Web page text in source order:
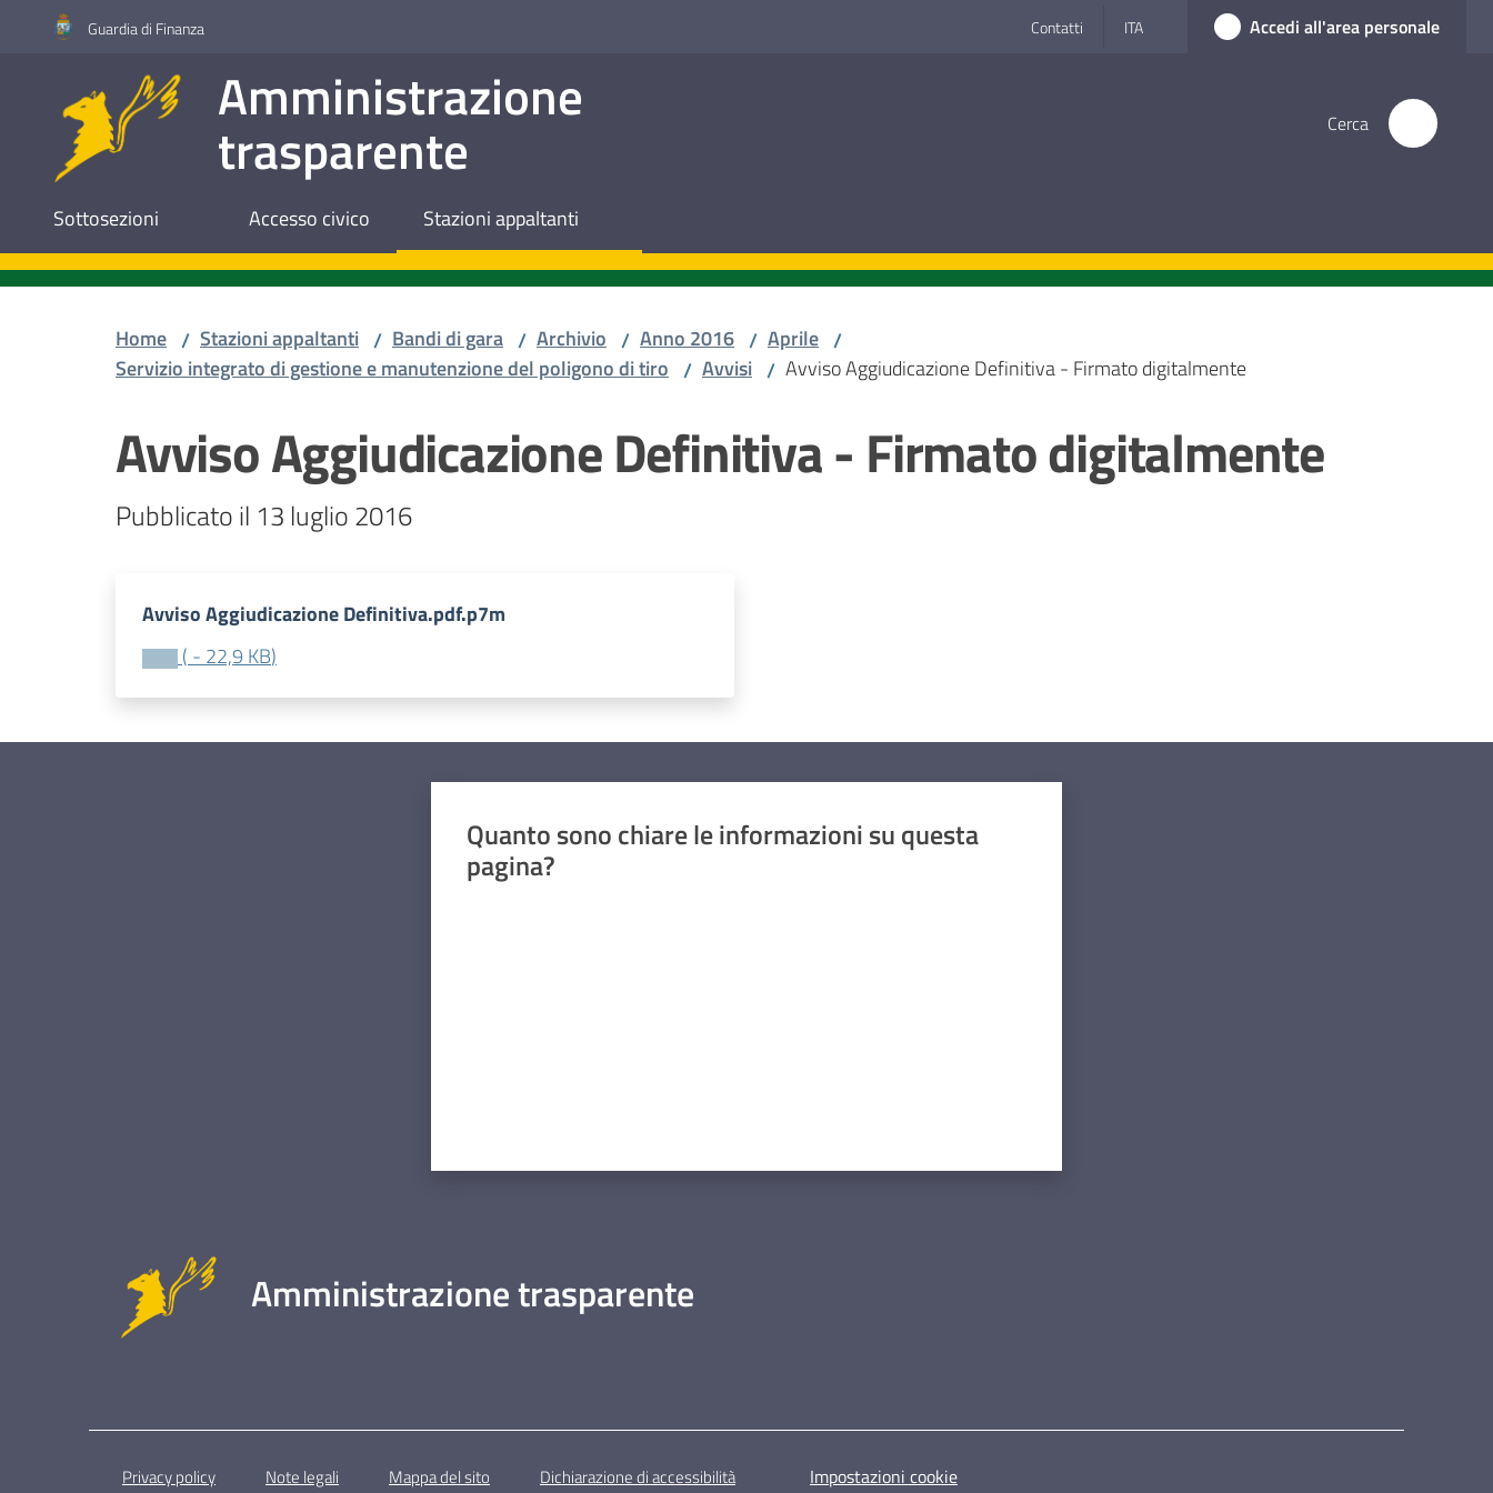
Vai al contenuto
Vai alla navigazione
Vai al footerGuardia di Finanza Contatti ITA Accedi all'area personale
Amministrazione
trasparente Cerca
Sottosezioni Accesso civico Stazioni appaltanti
Home / Stazioni appaltanti / Bandi di gara / Archivio / Anno 2016 / Aprile /
Servizio integrato di gestione e manutenzione del poligono di tiro / Avvisi / Avviso Aggiudicazione Definitiva - Firmato digitalmente
Avviso Aggiudicazione Definitiva - Firmato digitalmente
Pubblicato il 13 luglio 2016
Avviso Aggiudicazione Definitiva.pdf.p7m
( - 22,9 KB)
Quanto sono chiare le informazioni su questa
pagina?
Amministrazione trasparente
Privacy policy Note legali Mappa del sito Dichiarazione di accessibilità Impostazioni cookie